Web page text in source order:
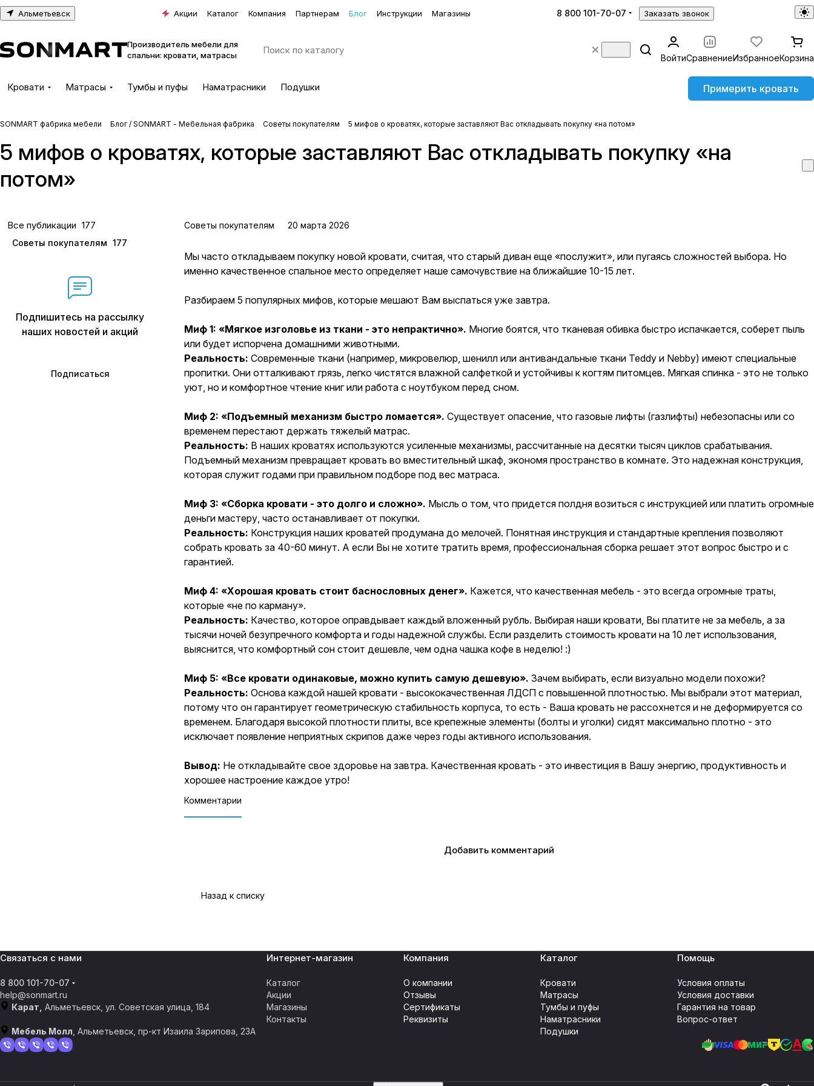
Альметьевск Акции Каталог Компания Партнерам Блог Инструкции Магазины 8 800 101-70-07 Заказать звонок
Производитель мебели для
спальни: кровати, матрасы
ВойтиСравнениеИзбранноеКорзина
Кровати Матрасы Тумбы и пуфы Наматрасники Подушки Примерить кровать
SONMART фабрика мебели Блог / SONMART - Мебельная фабрика Советы покупателям 5 мифов о кроватях, которые заставляют Вас откладывать покупку «на потом»
5 мифов о кроватях, которые заставляют Вас откладывать покупку «на
потом»
Советы покупателям 20 марта 2026
Мы часто откладываем покупку новой кровати, считая, что старый диван еще «послужит», или пугаясь сложностей выбора. Но
именно качественное спальное место определяет наше самочувствие на ближайшие 10-15 лет.
Разбираем 5 популярных мифов, которые мешают Вам выспаться уже завтра.
Миф 1: «Мягкое изголовье из ткани - это непрактично». Многие боятся, что тканевая обивка быстро испачкается, соберет пыль
или будет испорчена домашними животными.
Реальность: Современные ткани (например, микровелюр, шенилл или антивандальные ткани Teddy и Nebby) имеют специальные
пропитки. Они отталкивают грязь, легко чистятся влажной салфеткой и устойчивы к когтям питомцев. Мягкая спинка - это не только
уют, но и комфортное чтение книг или работа с ноутбуком перед сном.
Миф 2: «Подъемный механизм быстро ломается». Существует опасение, что газовые лифты (газлифты) небезопасны или со
временем перестают держать тяжелый матрас.
Реальность: В наших кроватях используются усиленные механизмы, рассчитанные на десятки тысяч циклов срабатывания.
Подъемный механизм превращает кровать во вместительный шкаф, экономя пространство в комнате. Это надежная конструкция,
которая служит годами при правильном подборе под вес матраса.
Миф 3: «Сборка кровати - это долго и сложно». Мысль о том, что придется полдня возиться с инструкцией или платить огромные
деньги мастеру, часто останавливает от покупки.
Реальность: Конструкция наших кроватей продумана до мелочей. Понятная инструкция и стандартные крепления позволяют
собрать кровать за 40-60 минут. А если Вы не хотите тратить время, профессиональная сборка решает этот вопрос быстро и с
гарантией.
Миф 4: «Хорошая кровать стоит баснословных денег». Кажется, что качественная мебель - это всегда огромные траты,
которые «не по карману».
Реальность: Качество, которое оправдывает каждый вложенный рубль. Выбирая наши кровати, Вы платите не за мебель, а за
тысячи ночей безупречного комфорта и годы надежной службы. Если разделить стоимость кровати на 10 лет использования,
выяснится, что комфортный сон стоит дешевле, чем одна чашка кофе в неделю! :)
Миф 5: «Все кровати одинаковые, можно купить самую дешевую». Зачем выбирать, если визуально модели похожи?
Реальность: Основа каждой нашей кровати - высококачественная ЛДСП с повышенной плотностью. Мы выбрали этот материал,
потому что он гарантирует геометрическую стабильность корпуса, то есть - Ваша кровать не рассохнется и не деформируется со
временем. Благодаря высокой плотности плиты, все крепежные элементы (болты и уголки) сидят максимально плотно - это
исключает появление неприятных скрипов даже через годы активного использования.
Вывод: Не откладывайте свое здоровье на завтра. Качественная кровать - это инвестиция в Вашу энергию, продуктивность и
хорошее настроение каждое утро!
Комментарии
Добавить комментарий
Назад к списку
Все публикации 177
Советы покупателям 177
Подпишитесь на рассылку
наших новостей и акций
Подписаться
Связаться с нами
8 800 101-70-07
help@sonmart.ru
Карат, Альметьевск, ул. Советская улица, 184
Мебель Молл , Альметьевск, пр-кт Изаила Зарипова, 23А
Интернет-магазин
Каталог
Акции
Магазины
Контакты
Компания
О компании
Отзывы
Сертификаты
Реквизиты
Каталог
Кровати
Матрасы
Тумбы и пуфы
Наматрасники
Подушки
Помощь
Условия оплаты
Условия доставки
Гарантия на товар
Вопрос-ответ